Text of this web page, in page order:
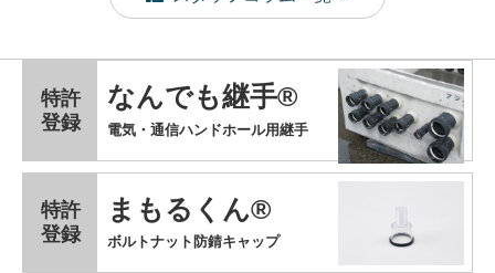
なんでも継手®
特許
登録
電気・通信ハンドホール用継手
まもるくん®
特許
登録
ボルトナット防錆キャップ